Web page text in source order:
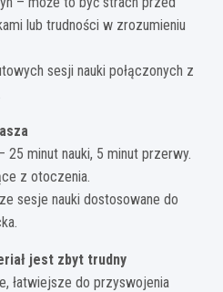
lub trudności w zrozumieniu
sesji nauki połączonych z
minut nauki, 5 minut przerwy.
z otoczenia.
sesje nauki dostosowane do
jest zbyt trudny
łatwiejsze do przyswojenia